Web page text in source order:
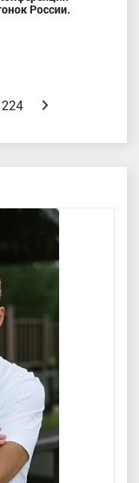
России.
224 Вперед